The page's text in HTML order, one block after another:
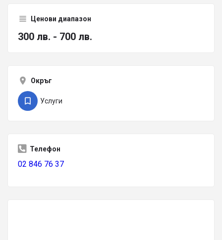
Ценови диапазон
300 лв. - 700 лв.
Окръг
Услуги
Телефон
02 846 76 37